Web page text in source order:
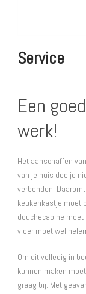
Service
Een
werk!
Het aanschaffen
van je huis doe je
verbonden.
keukenkastje moet
douchecabine
vloer moet wel
Om dit volledig in
kunnen maken
graag bij. Met